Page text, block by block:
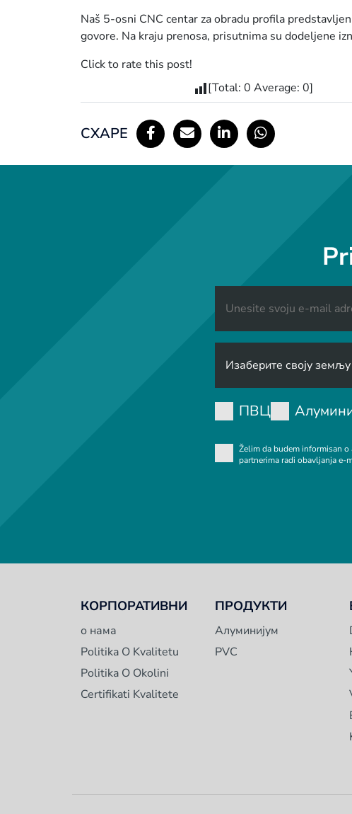
Naš 5-osni CNC centar za obradu profila
govore. Na kraju prenosa, prisutnima su dodeljene
Click to rate this post!
[Total: 0 Average: 0]
СХАРЕ
ПВЦ
Želim da budem informisan
partnerima radi obavljanja e-
КОРПОРАТИВНИ
о нама
Politika O Kvalitetu
Politika O Okolini
Certifikati Kvalitete
ПРОДУКТИ
Алуминијум
PVC